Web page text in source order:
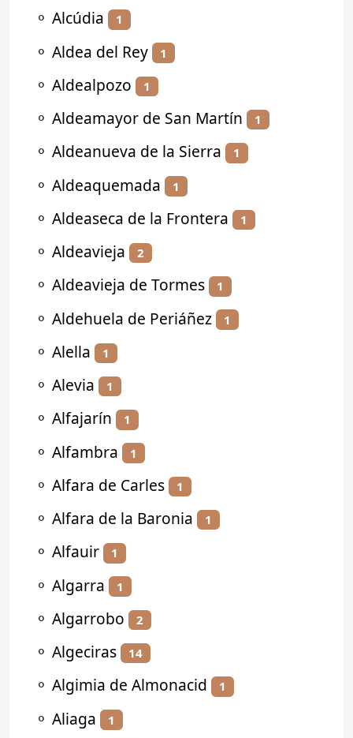
⚬ Alcúdia 1
⚬ Aldea del Rey 1
⚬ Aldealpozo 1
⚬ Aldeamayor de San Martín 1
⚬ Aldeanueva de la Sierra 1
⚬ Aldeaquemada 1
⚬ Aldeaseca de la Frontera 1
⚬ Aldeavieja 2
⚬ Aldeavieja de Tormes 1
⚬ Aldehuela de Periáñez 1
⚬ Alella 1
⚬ Alevia 1
⚬ Alfajarín 1
⚬ Alfambra 1
⚬ Alfara de Carles 1
⚬ Alfara de la Baronia 1
⚬ Alfauir 1
⚬ Algarra 1
⚬ Algarrobo 2
⚬ Algeciras 14
⚬ Algimia de Almonacid 1
⚬ Aliaga 1